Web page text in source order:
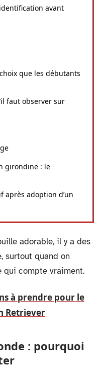
avant
que les débutants
faut observer sur
girondine : le
après adoption d’un
adorable, il y a des
surtout quand on
qui compte vraiment.
à prendre pour le
Retriever
: pourquoi